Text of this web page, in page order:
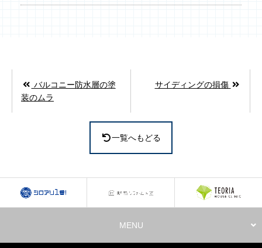
バルコニー防水層の塗
装のムラ
サイディングの損傷
一覧へもどる
MENU